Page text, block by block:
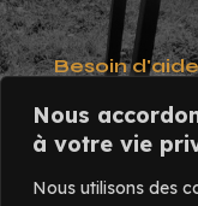
Nous
à votre vie
Nous utilisons des
Besoin
Tél. 02 47 58
9h - 17h